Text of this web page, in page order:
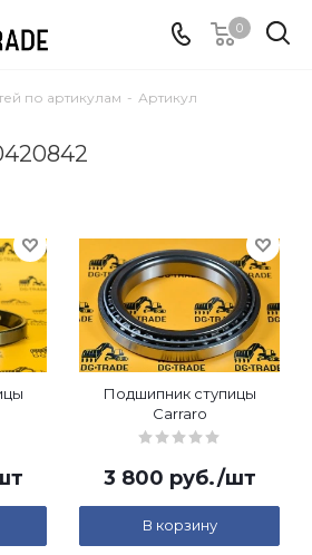
0
по артикулам - Артикул
Подшипник ступицы
Carraro
3 800 руб./шт
В корзину